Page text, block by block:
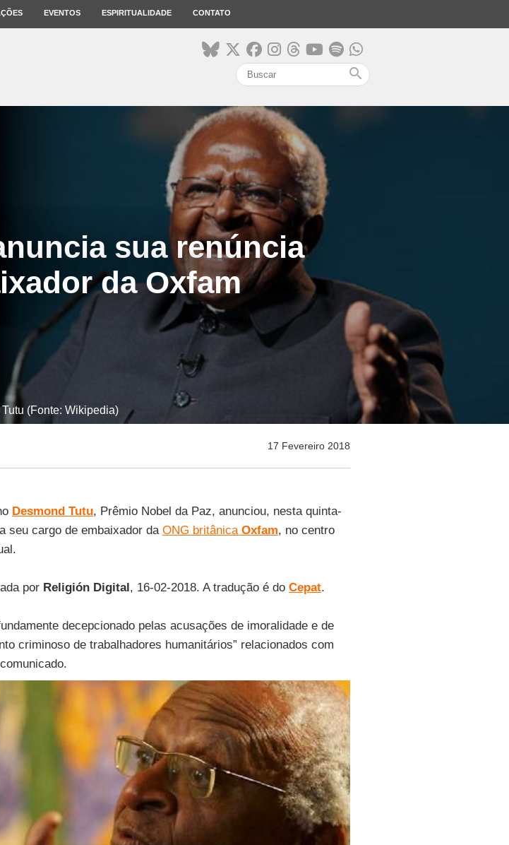
EVENTOS ESPIRITUALIDADE CONTATO
search
sua renúncia
da Oxfam
(Fonte: Wikipedia)
17 Fevereiro 2018
Desmond Tutu, Prêmio Nobel da Paz, anunciou, nesta quinta-
seu cargo de embaixador da ONG britânica Oxfam, no centro
por Religión Digital, 16-02-2018. A tradução é do Cepat.
decepcionado pelas acusações de imoralidade e de
criminoso de trabalhadores humanitários” relacionados com